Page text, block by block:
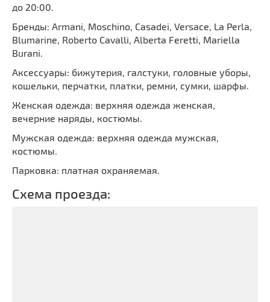
до 20:00.
Бренды: Armani, Moschino, Casadei, Versace, La Perla,
Blumarine, Roberto Cavalli, Alberta Feretti, Mariella
Burani.
Аксессуары: бижутерия, галстуки, головные уборы,
кошельки, перчатки, платки, ремни, сумки, шарфы.
Женская одежда: верхняя одежда женская,
вечерние наряды, костюмы.
Мужская одежда: верхняя одежда мужская,
костюмы.
Парковка: платная охраняемая.
Схема проезда: